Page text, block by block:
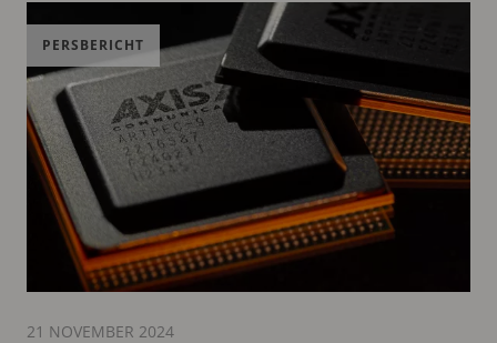
PERSBERICHT
21 NOVEMBER 2024